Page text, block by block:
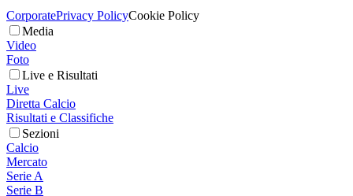
CorporatePrivacy PolicyCookie Policy
Media
Video
Foto
Live e Risultati
Live
Diretta Calcio
Risultati e Classifiche
Sezioni
Calcio
Mercato
Serie A
Serie B